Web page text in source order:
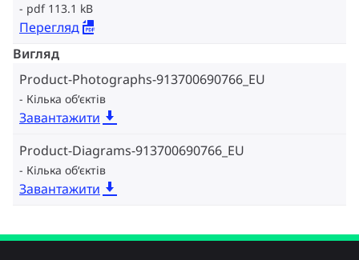
pdf 113.1 kB
Перегляд
Вигляд
Product-Photographs-913700690766_EU
Кілька об‘єктів
Завантажити
Product-Diagrams-913700690766_EU
Кілька об‘єктів
Завантажити